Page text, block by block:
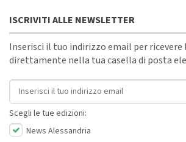
ISCRIVITI ALLE NEWSLETTER
Inserisci il tuo indirizzo email per ricevere
direttamente nella tua casella di posta
Indirizzo email
Scegli le tue edizioni:
News Alessandria